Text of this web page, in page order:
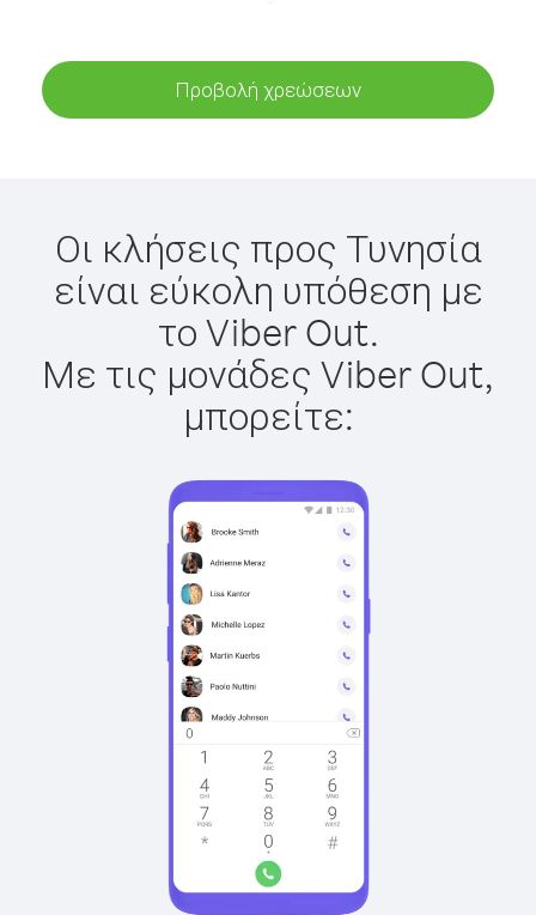
Προβολή χρεώσεων
Οι κλήσεις προς Τυνησία
είναι εύκολη υπόθεση με
το Viber Out.
Με τις μονάδες Viber Out,
μπορείτε: